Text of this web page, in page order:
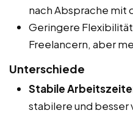
nach Absprache mit
Geringere
Freelancern, aber
Unterschiede
Stabile
stabilere und besser